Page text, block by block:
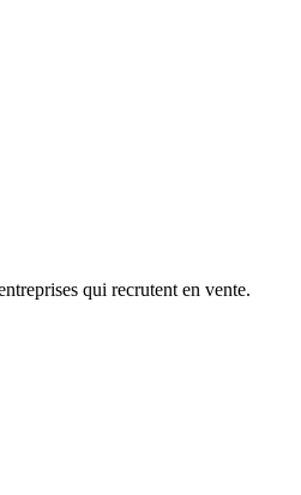
qui recrutent en vente.